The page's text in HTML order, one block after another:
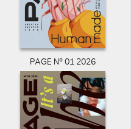
PAGE N° 01 2026